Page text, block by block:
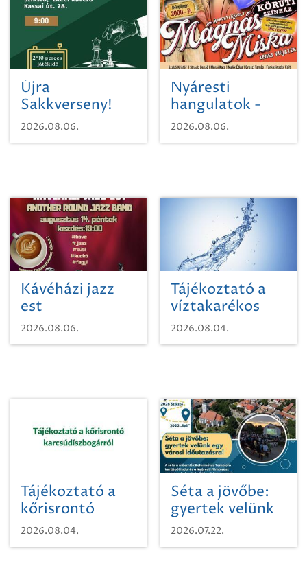
Újra
Sakkverseny!
2026.08.06.
Nyáresti
hangulatok -
Mágnás Miska
2026.08.06.
Kávéházi jazz
est
2026.08.06.
Tájékoztató a
víztakarékos
vízhasználatról
2026.08.04.
Tájékoztató a
kőrisrontó
karcsúdíszbogárról
2026.08.04.
Séta a jövőbe:
gyertek velünk
egy városi
időutazásra!
2026.07.22.